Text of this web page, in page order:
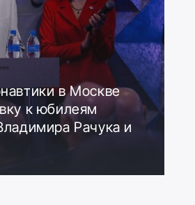
в Москве
к юбилеям
Рачука и